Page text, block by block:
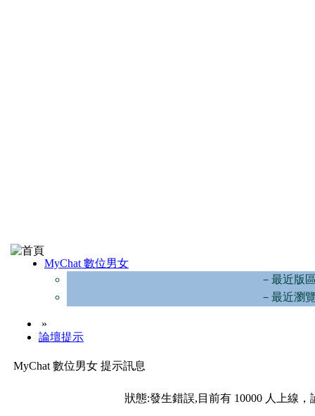
MyChat 數位男女
－最近版
－最近瀏
»
論壇提示
MyChat 數位男女 提示訊息
狀態:發生錯誤,目前有 10000 人上線